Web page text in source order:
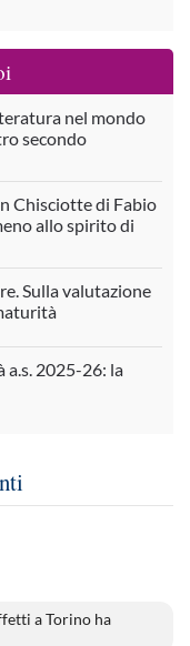
nel mondo
secondo
Chisciotte di Fabio
allo spirito di
Sulla valutazione
2025-26: la
a Torino ha